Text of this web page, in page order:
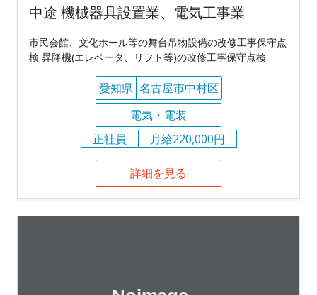
中途 機械器具設置業、電気工事業
市民会館、文化ホール等の舞台吊物設備の改修工事保守点
検 昇降機(エレベータ、リフト等)の改修工事保守点検
愛知県 名古屋市中村区
電気・電装
正社員
月給220,000円
詳細を見る